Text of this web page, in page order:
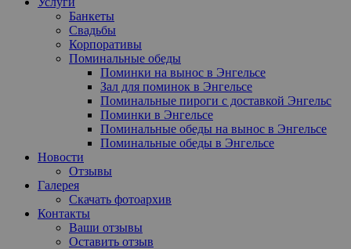
Банкеты
Свадьбы
Корпоративы
Поминальные обеды
Поминки на вынос в Энгельсе
Зал для поминок в Энгельсе
Поминальные пироги с доставкой Энгельс
Поминки в Энгельсе
Поминальные обеды на вынос в Энгельсе
Поминальные обеды в Энгельсе
Новости
Отзывы
Галерея
Скачать фотоархив
Контакты
Ваши отзывы
Оставить отзыв